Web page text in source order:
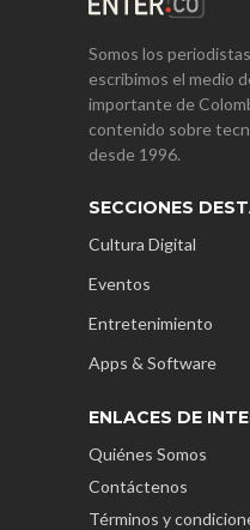
Somos los
escribimos el medio
importante de
contenido sobre
desde 1996.
SECCIONES
Cultura Digital
Eventos
Entretenimiento
Apps & Software
ENLACES DE
Quiénes Somos
Contáctenos
Términos y